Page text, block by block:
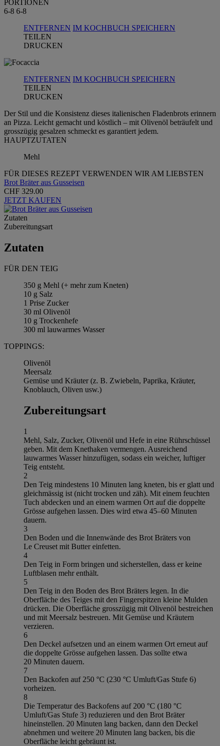
PORTIONEN
6-8 6-8
ENTFERNEN IM KOCHBUCH SPEICHERN
TEILEN
DRUCKEN
ENTFERNEN IM KOCHBUCH SPEICHERN
TEILEN
DRUCKEN
Der Stil und die Konsistenz dieses italienischen Fladenbrots erinnern
an Pizza. Leicht gemacht und köstlich – mit Olivenöl beträufelt und
grosszügig gesalzen schmeckt es garantiert jedem.
HAUPTZUTATEN
Mehl
FÜR DIESES REZEPT VERWENDEN WIR AM LIEBSTEN
Brot Bräter aus Gusseisen
CHF 329.00
JETZT KAUFEN
Zutaten
Zubereitungsart
Zutaten
FÜR DEN TEIG
350 g Mehl (+ mehr zum Kneten)
10 g Salz
1 Prise Zucker
30 ml Olivenöl
10 g Trockenhefe
300 ml lauwarmes Wasser
TOPPINGS:
Olivenöl
Meersalz
Gemüse und Kräuter (z. B. Zwiebeln, Paprika, Kräuter,
Knoblauch, Oliven usw.)
Zubereitungsart
1
Mehl, Salz, Zucker, Olivenöl und Hefe in eine Rührschüssel
geben. Mit dem Knethaken vermengen. Ausreichend
lauwarmes Wasser hinzufügen, sodass ein weicher, luftiger
Teig entsteht.
2
Den Teig mindestens 10 Minuten lang kneten, bis er glatt und
gleichmässig ist (nicht trocken und zäh). Mit einem feuchten
Tuch abdecken und an einem warmen Ort auf die doppelte
Grösse aufgehen lassen. Dies wird etwa 45–60 Minuten
dauern.
3
Den Boden und die Innenwände des Brot Bräters von
Le Creuset mit Butter einfetten.
4
Den Teig in Form bringen und sicherstellen, dass er keine
Luftblasen mehr enthält.
5
Den Teig in den Boden des Brot Bräters legen. In die
Oberfläche des Teiges mit den Fingerspitzen kleine Mulden
drücken. Die Oberfläche grosszügig mit Olivenöl bestreichen
und mit Meersalz bestreuen. Mit Gemüse und Kräutern
verzieren.
6
Den Deckel aufsetzen und an einem warmen Ort erneut auf
die doppelte Grösse aufgehen lassen. Das sollte etwa
20 Minuten dauern.
7
Den Backofen auf 250 °C (230 °C Umluft/Gas Stufe 6)
vorheizen.
8
Die Temperatur des Backofens auf 200 °C (180 °C
Umluft/Gas Stufe 3) reduzieren und den Brot Bräter
hineinstellen. 20 Minuten lang backen, dann den Deckel
abnehmen und weitere 20 Minuten lang backen, bis die
Oberfläche leicht gebräunt ist.